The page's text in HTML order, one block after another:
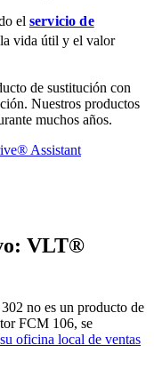
el servicio de
vida útil y el valor
de sustitución con
Nuestros productos
muchos años.
Assistant
VLT®
no es un producto de
FCM 106, se
oficina local de ventas